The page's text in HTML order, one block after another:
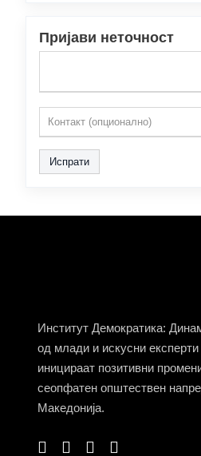
Пријави неточност
Испрати
Институт Демократика:
од млади и искусни експерти
иницираат позитивни
сеопфатен општествен
Македонија.